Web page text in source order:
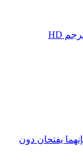
يفتحان دون